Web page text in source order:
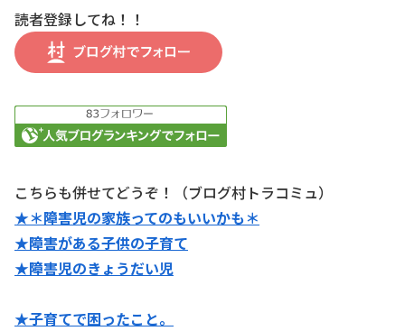
読者登録してね！！
こちらも併せてどうぞ！（ブログ村トラコミュ）
★＊障害児の家族ってのもいいかも＊
★障害がある子供の子育て
★障害児のきょうだい児
★子育てで困ったこと。